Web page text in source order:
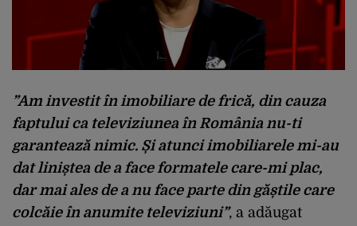
”Am investit în imobiliare de frică, din cauza
faptului ca televiziunea în România nu-ti
garantează nimic. Și atunci imobiliarele mi-au
dat liniștea de a face formatele care-mi plac,
dar mai ales de a nu face parte din găștile care
colcăie în anumite televiziuni”, a adăugat